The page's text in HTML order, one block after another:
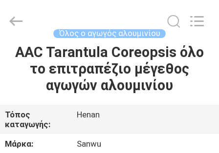
ΣΠΊΤΙ
ΠΡΟΪΌΝΤΑ
ΠΕΡΊΠΟΥ
ΕΜΕΊΣ
Reserved.
Όλος ο αγωγός αλουμινίου
AAC Tarantula Coreopsis όλο
το επιτραπέζιο μέγεθος
αγωγών αλουμινίου
Τόπος
καταγωγής:
Henan
Μάρκα:
Sanwu